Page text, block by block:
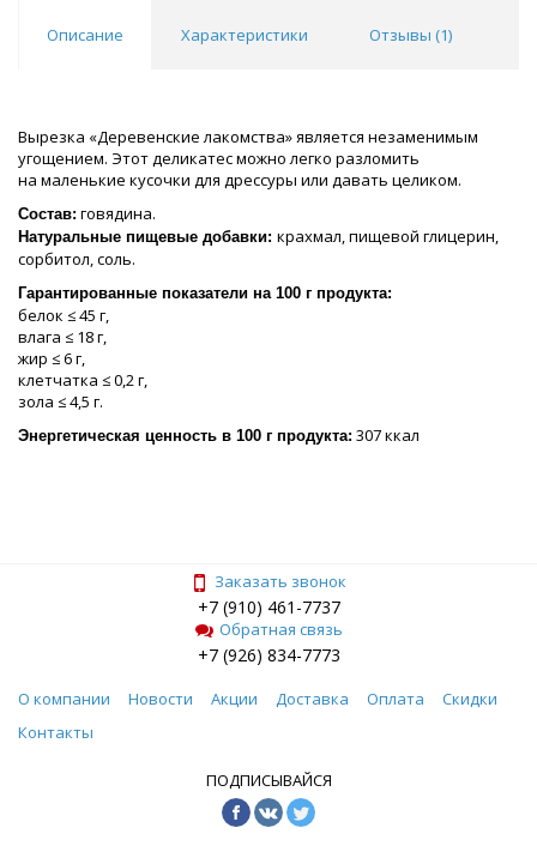
Описание Характеристики Отзывы (1)
Вырезка «Деревенские лакомства» является незаменимым
угощением. Этот деликатес можно легко разломить
на маленькие кусочки для дрессуры или давать целиком.
Состав: говядина.
Натуральные пищевые добавки: крахмал, пищевой глицерин,
сорбитол, соль.
Гарантированные показатели на 100 г продукта:
белок ≤ 45 г,
влага ≤ 18 г,
жир ≤ 6 г,
клетчатка ≤ 0,2 г,
зола ≤ 4,5 г.
Энергетическая ценность в 100 г продукта: 307 ккал
Заказать звонок
+7 (910) 461-7737
Обратная связь
+7 (926) 834-7773
О компании Новости Акции Доставка Оплата
Скидки
Контакты
ПОДПИСЫВАЙСЯ